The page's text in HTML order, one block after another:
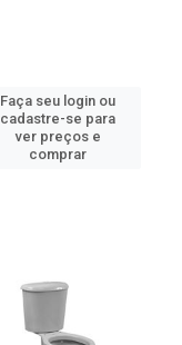
Faça seu login ou
cadastre-se para
ver preços e
comprar